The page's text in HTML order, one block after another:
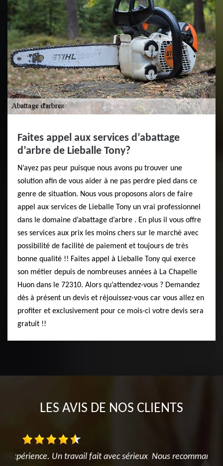
Faites appel aux services d’abattage
d’arbre de Lieballe Tony?
N’ayez pas peur puisque nous avons pu trouver une
solution afin de vous aider à ne pas perdre pied dans ce
genre de situation. Nous vous proposons alors de faire
appel aux services de Lieballe Tony un vrai professionnel
dans le domaine d’abattage d’arbre . En plus il vous offre
ses services aux prix les moins chers sur le marché avec
possibilité de facilité de paiement et toujours de très
bonne qualité !! Faites appel à Lieballe Tony qui exerce
son métier depuis de nombreuses années à La Chapelle
Huon dans le 72310. Alors qu’attendez-vous ? Demandez
dès à présent un devis et réjouissez-vous car vous allez en
profiter et exclusivement pour ce mois-ci votre devis sera
gratuit !!
LES AVIS DE NOS CLIENTS
Nous recommandons vivement cette société. La prise